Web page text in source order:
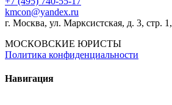
kmcon@yandex.ru
г. Москва, ул. Марксистская, д. 3, стр.
МОСКОВСКИЕ ЮРИСТЫ
Политика конфиденциальности
Навигация